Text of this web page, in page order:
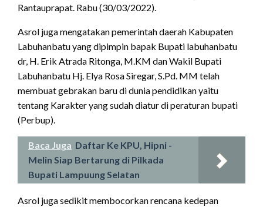
Rantauprapat. Rabu (30/03/2022).
Asrol juga mengatakan pemerintah daerah Kabupaten
Labuhanbatu yang dipimpin bapak Bupati labuhanbatu
dr, H. Erik Atrada Ritonga, M.KM dan Wakil Bupati
Labuhanbatu Hj. Elya Rosa Siregar, S.Pd. MM telah
membuat gebrakan baru di dunia pendidikan yaitu
tentang Karakter yang sudah diatur di peraturan bupati
(Perbup).
Baca Juga Daftar Ke KPU, Hipni -
Melin Siap Bertarung di Pilkada
Bupati Lampuung Selatan
Asrol juga sedikit membocorkan rencana kedepan